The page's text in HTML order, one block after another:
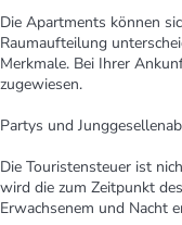
Die Apartments können
Raumaufteilung
Merkmale. Bei Ihrer
zugewiesen.
Partys und
Die Touristensteuer ist
wird die zum Zeitpunkt
Erwachsenem und Nacht